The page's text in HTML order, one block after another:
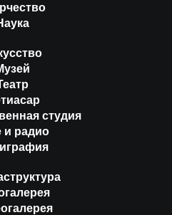
студия
и радио